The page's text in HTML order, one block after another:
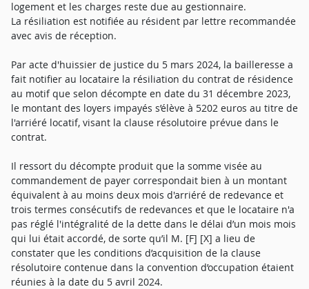
logement et les charges reste due au gestionnaire.
La résiliation est notifiée au résident par lettre recommandée
avec avis de réception.
Par acte d'huissier de justice du 5 mars 2024, la bailleresse a
fait notifier au locataire la résiliation du contrat de résidence
au motif que selon décompte en date du 31 décembre 2023,
le montant des loyers impayés s’élève à 5202 euros au titre de
l'arriéré locatif, visant la clause résolutoire prévue dans le
contrat.
Il ressort du décompte produit que la somme visée au
commandement de payer correspondait bien à un montant
équivalent à au moins deux mois d'arriéré de redevance et
trois termes consécutifs de redevances et que le locataire n'a
pas réglé l'intégralité de la dette dans le délai d’un mois mois
qui lui était accordé, de sorte qu’il M. [F] [X] a lieu de
constater que les conditions d’acquisition de la clause
résolutoire contenue dans la convention d’occupation étaient
réunies à la date du 5 avril 2024.